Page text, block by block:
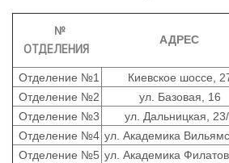
№
ОТДЕЛЕНИЯ
АДРЕС
Отделение №1 Киевское шоссе,
Отделение №2
ул. Базовая, 16
Отделение №3
ул. Дальницкая,
Отделение №4 ул. Академика
Отделение №5 ул. Академика